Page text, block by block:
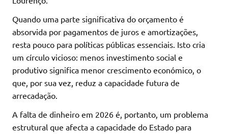
Quando uma parte significativa do orçamento é
absorvida por pagamentos de juros e amortizações,
resta pouco para políticas públicas essenciais. Isto cria
um círculo vicioso: menos investimento social e
produtivo significa menor crescimento económico, o
que, por sua vez, reduz a capacidade futura de
arrecadação.
A falta de dinheiro em 2026 é, portanto, um problema
estrutural que afecta a capacidade do Estado para